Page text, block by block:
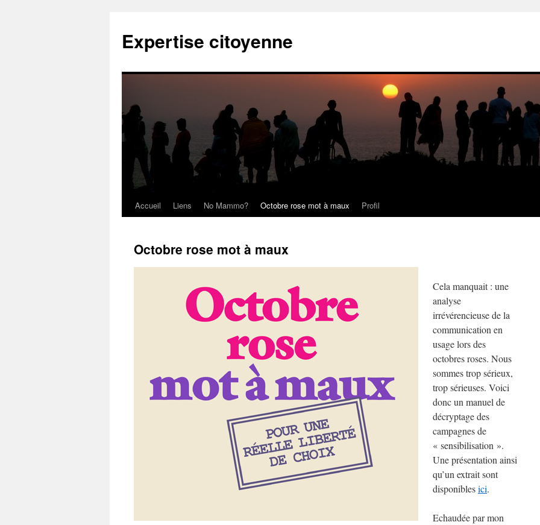
Expertise citoyenne
Accueil Liens No Mammo? Octobre rose mot à maux Profil
Octobre rose mot à maux
Cela manquait : une
analyse
irrévérencieuse de la
communication en
usage lors des
octobres roses. Nous
sommes trop sérieux,
trop sérieuses. Voici
donc un manuel de
décryptage des
campagnes de
« sensibilisation ».
Une présentation ainsi
qu’un extrait sont
disponiblesici.
Echaudée par mon